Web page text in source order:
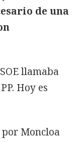
de una
llamaba
Hoy es
Moncloa